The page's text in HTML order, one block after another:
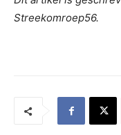
Streekomroep56.